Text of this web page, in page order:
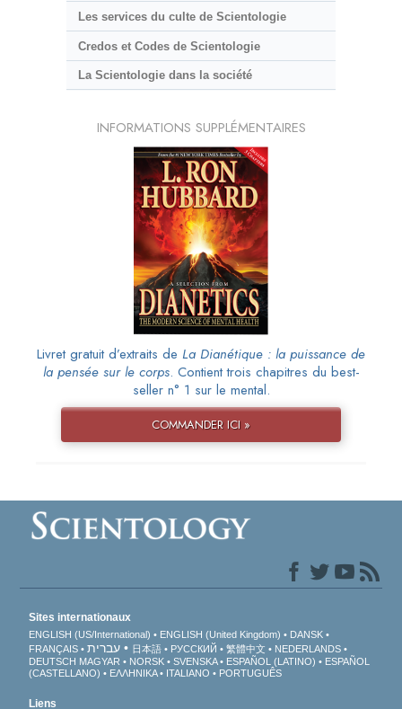
Les services du culte de Scientologie
Credos et Codes de Scientologie
La Scientologie dans la société
INFORMATIONS SUPPLÉMENTAIRES
Livret gratuit d’extraits de La Dianétique : la puissance de
la pensée sur le corps. Contient trois chapitres du best-
seller n° 1 sur le mental.
COMMANDER ICI »
Sites internationaux
ENGLISH (US/International) ENGLISH (United Kingdom)
DANSK
FRANÇAIS
עברית 日本語 РУССКИЙ 繁體中文
NEDERLANDS
DEUTSCH MAGYAR NORSK SVENSKA ESPAÑOL (LATINO)
ESPAÑOL
(CASTELLANO)
ΕΛΛΗΝΙΚA ITALIANO PORTUGUÊS
Liens